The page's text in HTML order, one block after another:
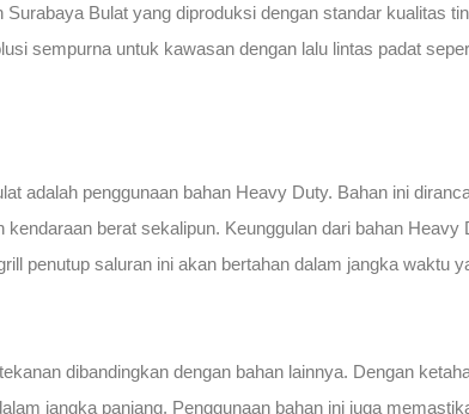
Bulat yang diproduksi dengan standar kualitas
sempurna untuk kawasan dengan lalu lintas padat
adalah penggunaan bahan Heavy Duty. Bahan ini
berat sekalipun. Keunggulan dari bahan
penutup saluran ini akan bertahan dalam jangka waktu
dibandingkan dengan bahan lainnya. Dengan
jangka panjang. Penggunaan bahan ini juga